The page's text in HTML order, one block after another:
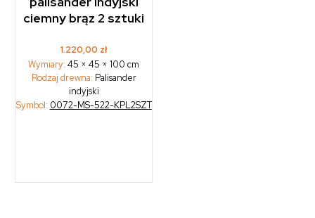
ciemny brąz 2 sztuki
1.220,00 zł
Wymiary:45 × 45 × 100 cm
Rodzaj drewna: Palisander
indyjski
Symbol: 0072-MS-522-KPL2SZT